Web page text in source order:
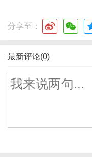
分享至：
最新评论(0)